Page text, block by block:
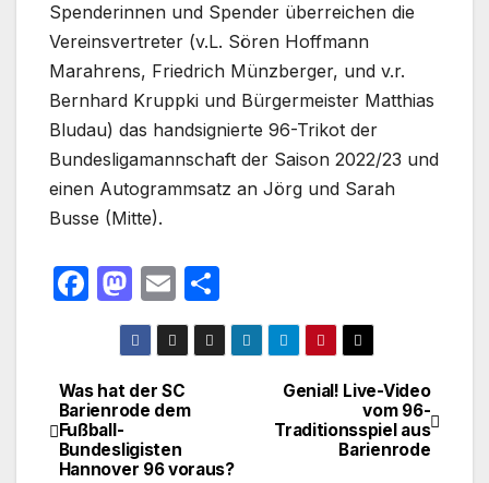
Spenderinnen und Spender überreichen die
Vereinsvertreter (v.L. Sören Hoffmann
Marahrens, Friedrich Münzberger, und v.r.
Bernhard Kruppki und Bürgermeister Matthias
Bludau) das handsignierte 96-Trikot der
Bundesligamannschaft der Saison 2022/23 und
einen Autogrammsatz an Jörg und Sarah
Busse (Mitte).
F
e
b
o
M
a
st
o
d
o
E
m
ail
ei
le
Beitragsnavigation
Genial! Live-Video
vom 96-
Traditionsspiel aus
Barienrode
Was hat der SC
Barienrode dem
Fußball-
Bundesligisten
Hannover 96 voraus?